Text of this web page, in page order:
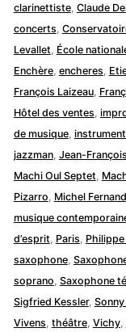
clarinettiste, Claude
concerts
Levallet École
Enchère, encheres
François Laizeau,
Hôtel des ventes
de musique,
jazzman, Jean-
Machi Oul Septet
Pizarro Michel
musique
d’esprit Paris
saxophone,
soprano Saxophone
Sigfried Kessler,
Vivens théâtre, Vichy,